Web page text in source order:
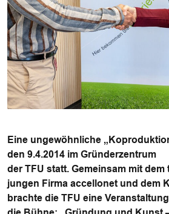
Eine ungewöhnliche
den 9.4.2014 im Gründerzentrum
der TFU statt. Gemeinsam mit dem
jungen Firma accellonet und dem
brachte die TFU eine